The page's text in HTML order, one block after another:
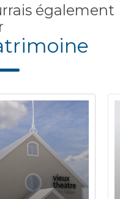
également